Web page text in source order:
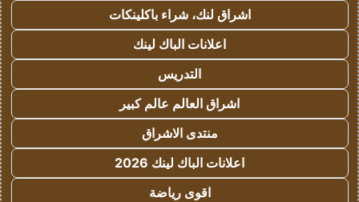
اشراق لنك، شراء باكلينكات
اعلانات الباك لينك
التدريس
اشراق العالم عالم كبير
منتدى الاشراق
اعلانات الباك لينك 2026
اقوى رياضة